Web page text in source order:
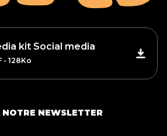
kit Social media
- 128Ko
NEWSLETTER